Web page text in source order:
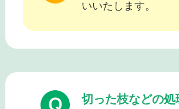
いいたします。
切った枝などの